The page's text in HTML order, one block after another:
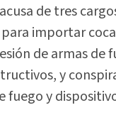
de tres
importar
de armas de
y
fuego y